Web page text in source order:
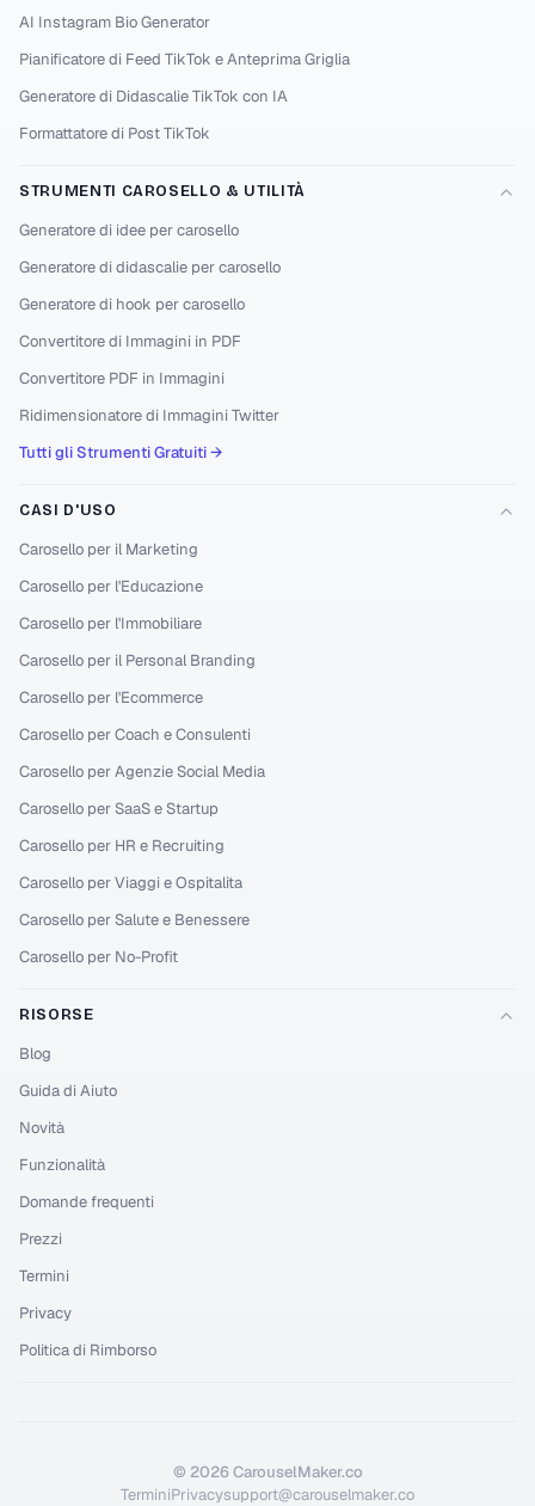
AI Instagram Bio Generator
Pianificatore di Feed TikTok e Anteprima Griglia
Generatore di Didascalie TikTok con IA
Formattatore di Post TikTok
STRUMENTI CAROSELLO & UTILITÀ
Generatore di idee per carosello
Generatore di didascalie per carosello
Generatore di hook per carosello
Convertitore di Immagini in PDF
Convertitore PDF in Immagini
Ridimensionatore di Immagini Twitter
Tutti gli Strumenti Gratuiti →
CASI D'USO
Carosello per il Marketing
Carosello per l'Educazione
Carosello per l'Immobiliare
Carosello per il Personal Branding
Carosello per l'Ecommerce
Carosello per Coach e Consulenti
Carosello per Agenzie Social Media
Carosello per SaaS e Startup
Carosello per HR e Recruiting
Carosello per Viaggi e Ospitalita
Carosello per Salute e Benessere
Carosello per No-Profit
RISORSE
Blog
Guida di Aiuto
Novità
Funzionalità
Domande frequenti
Prezzi
Termini
Privacy
Politica di Rimborso
© 2026CarouselMaker.co
TerminiPrivacysupport@carouselmaker.co